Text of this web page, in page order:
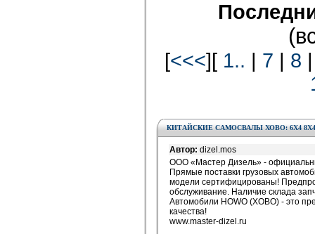
[<<<][ 1.. | 7 | 8
КИТАЙСКИЕ САМОСВАЛЫ ХОВО: 6Х4 8Х4
Автор: dizel.mos
ООО «Мастер Дизель» -
Прямые поставки грузовых
модели сертифицированы!
обслуживание. Наличие склада
Автомобили HOWO (ХОВО) - это
качества!
www.master-dizel.ru